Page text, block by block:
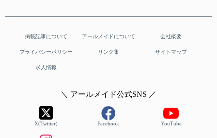
掲載記事について アールメイドについて 会社概要
プライバシーポリシー リンク集 サイトマップ
求人情報
＼ アールメイド公式SNS ／
X(Twitter) Facebook YouTube